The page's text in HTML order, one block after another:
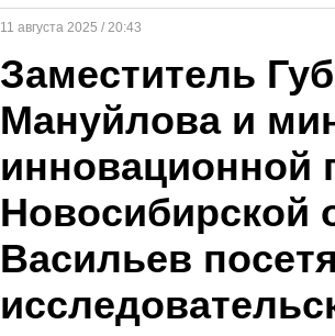
11 августа 2025 / 20:43
Заместитель
Мануйлова и
инновационной
Новосибирской
Васильев